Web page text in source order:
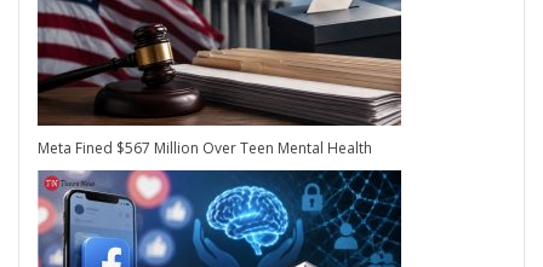
Meta Fined $567 Million Over Teen Mental Health